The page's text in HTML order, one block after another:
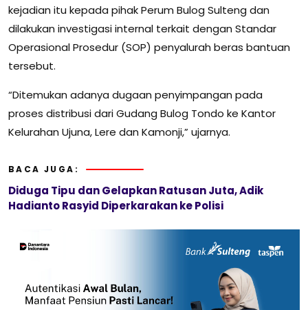
kejadian itu kepada pihak Perum Bulog Sulteng dan
dilakukan investigasi internal terkait dengan Standar
Operasional Prosedur (SOP) penyalurah beras bantuan
tersebut.
“Ditemukan adanya dugaan penyimpangan pada
proses distribusi dari Gudang Bulog Tondo ke Kantor
Kelurahan Ujuna, Lere dan Kamonji,” ujarnya.
BACA JUGA:
Diduga Tipu dan Gelapkan Ratusan Juta, Adik
Hadianto Rasyid Diperkarakan ke Polisi